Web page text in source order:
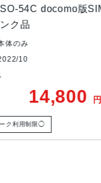
docomo版SIMフリ
14,800円 （税込）
◯